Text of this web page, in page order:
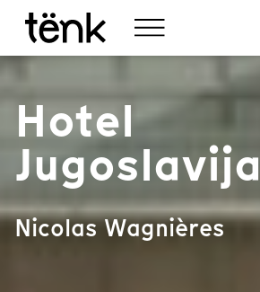
Hotel
Jugoslavija
Nicolas Wagnières